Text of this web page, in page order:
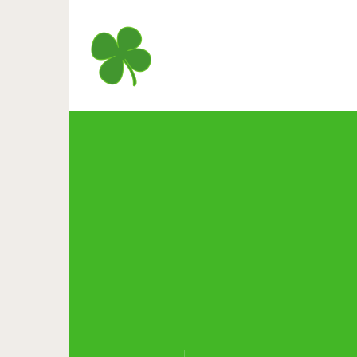
5 болезненных истин о